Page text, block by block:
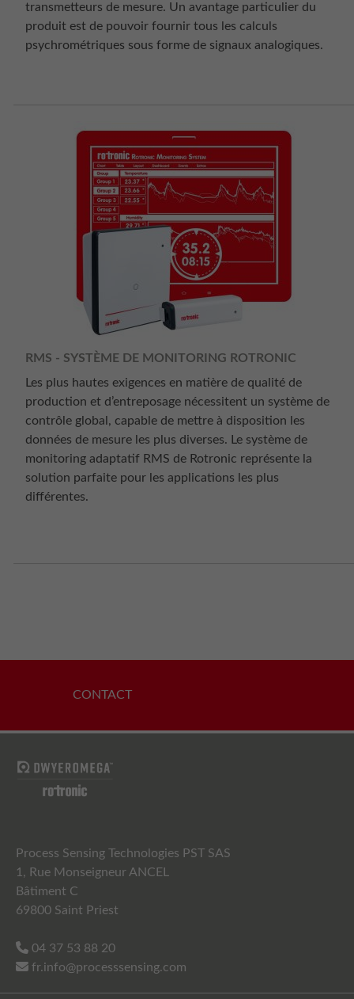
transmetteurs de mesure. Un avantage particulier du
produit est de pouvoir fournir tous les calculs
psychrométriques sous forme de signaux analogiques.
RMS - SYSTÈME DE MONITORING ROTRONIC
Les plus hautes exigences en matière de qualité de
production et d’entreposage nécessitent un système de
contrôle global, capable de mettre à disposition les
données de mesure les plus diverses. Le système de
monitoring adaptatif RMS de Rotronic représente la
solution parfaite pour les applications les plus
différentes.
CONTACT
Process Sensing Technologies PST SAS
1, Rue Monseigneur ANCEL
Bâtiment C
69800 Saint Priest
04 37 53 88 20
fr.info@processsensing.com